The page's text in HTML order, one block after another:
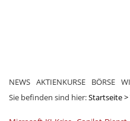
NEWS AKTIENKURSE BÖRSE
Sie befinden sind hier:Startseite>